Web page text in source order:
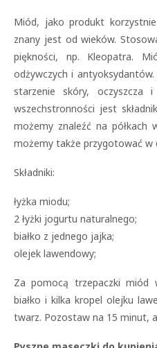
Miód, jako produkt
znany jest od wieków.
piękności, np. Kleopatra.
odżywczych i
starzenie skóry, oczyszcza
wszechstronności jest
możemy znaleźć na półkach
możemy także przygotować w
Składniki:
łyżka miodu;
2 łyżki jogurtu naturalnego;
białko z jednego jajka;
olejek lawendowy;
Za pomocą trzepaczki miód
białko i kilka kropel olejku
twarz. Pozostaw na 15 minut,